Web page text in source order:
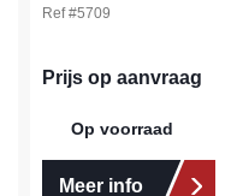
Ref #5709
Prijs op aanvraag
Op voorraad
Meer info